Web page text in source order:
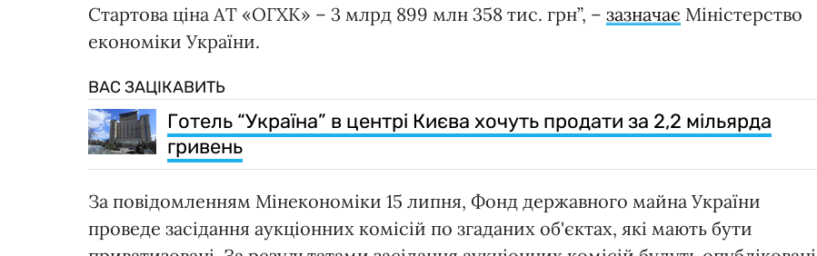
Стартова ціна АТ «ОГХК» – 3 млрд 899 млн 358 тис. грн”, – зазначає Міністерство
економіки України.
ВАС ЗАЦІКАВИТЬ
Готель “Україна” в центрі Києва хочуть продати за 2,2 мільярда
гривень
За повідомленням Мінекономіки 15 липня, Фонд державного майна України
проведе засідання аукціонних комісій по згаданих об'єктах, які мають бути